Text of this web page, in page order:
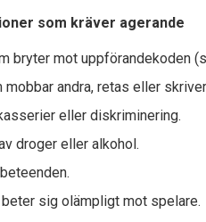
som kräver agerande
bryter mot uppförandekoden
mobbar andra, retas eller
eller diskriminering.
droger eller alkohol.
sig olämpligt mot spelare.